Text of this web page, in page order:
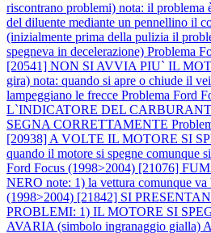
riscontrano problemi) nota: il problema
del diluente mediante un pennellino il
(inizialmente prima della pulizia il
spegneva in decelerazione) Problema
[20541] NON SI AVVIA PIU` IL
gira) nota: quando si apre o chiude il
lampeggiano le frecce Problema Ford
L`INDICATORE DEL
SEGNA CORRETTAMENTE
[20938] A VOLTE IL MOTORE SI
quando il motore si spegne comunque
Ford Focus (1998>2004) [21076]
NERO note: 1) la vettura comunque va
(1998>2004) [21842] SI
PROBLEMI: 1) IL MOTORE SI
AVARIA (simbolo ingranaggio gialla)